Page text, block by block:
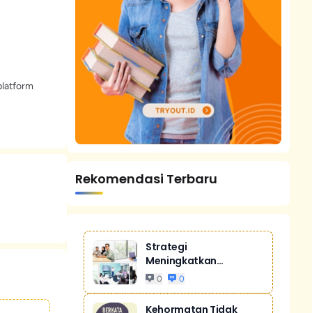
Rekomendasi Terbaru
Strategi
Meningkatkan
Penjualan Melalui
0 0
Kehormatan Tidak